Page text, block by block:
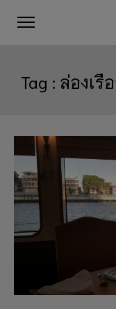
Tag : ล่องเรื